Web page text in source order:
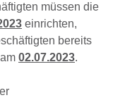
müssen die
einrichten,
bereits
02.07.2023.